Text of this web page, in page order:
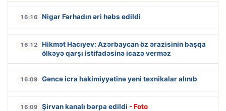
16:16 Nigar Fərhadın əri həbs edildi
16:12
Hikmət Hacıyev: Azərbaycan öz ərazisinin başqa
ölkəyə qarşı istifadəsinə icazə verməz
16:09 Gəncə icra hakimiyyətinə yeni texnikalar alınıb
16:09 Şirvan kanalı bərpa edildi - Foto